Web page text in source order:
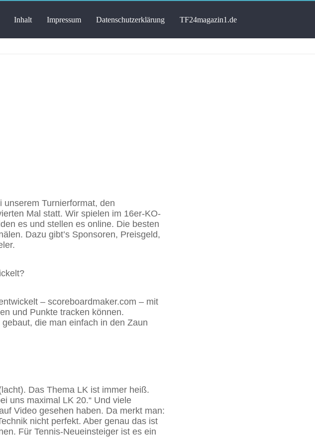
Inhalt Impressum Datenschutzerklärung TF24magazin1.de
Turnierformat, den
Mal statt. Wir spielen im 16er-KO-
es und stellen es online. Die besten
Dazu gibt’s Sponsoren, Preisgeld,
– scoreboardmaker.com – mit
und Punkte tracken können.
die man einfach in den Zaun
Das Thema LK ist immer heiß.
uns maximal LK 20.“ Und viele
Video gesehen haben. Da merkt man:
nicht perfekt. Aber genau das ist
Für Tennis-Neueinsteiger ist es ein